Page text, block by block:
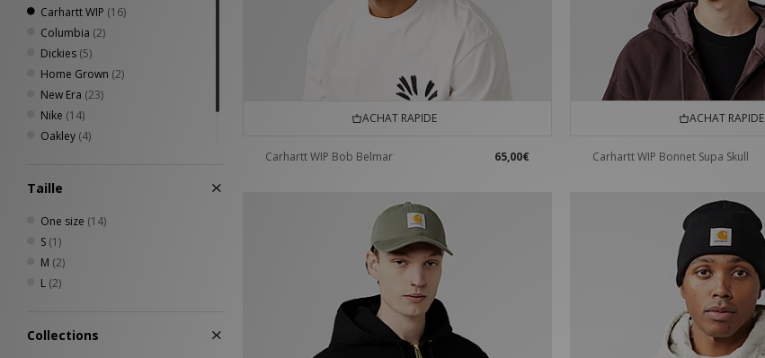
Carhartt WIP (16)
Columbia (2)
Dickies (5)
Home Grown (2)
New Era (23)
Nike (14)
Oakley (4)
Taille
One size (14)
S (1)
M (2)
L (2)
Collections
ACHAT RAPIDE
Carhartt WIP Bob Belmar 65,00€
ACHAT RAPIDE
Carhartt WIP Bonnet Supa Skull